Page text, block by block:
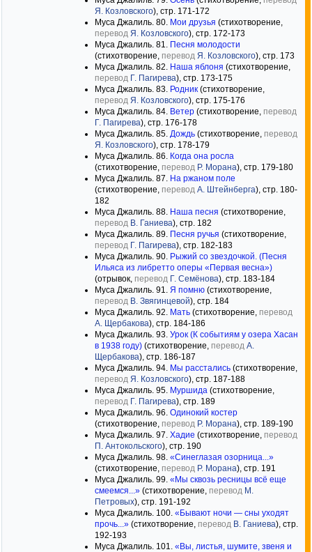
Я. Козловского), стр. 171-172
Муса Джалиль. 80. Мои друзья (стихотворение,
перевод Я. Козловского), стр. 172-173
Муса Джалиль. 81. Песня молодости
(стихотворение, перевод Я. Козловского), стр. 173
Муса Джалиль. 82. Наша яблоня (стихотворение,
перевод Г. Пагирева), стр. 173-175
Муса Джалиль. 83. Родник (стихотворение,
перевод Я. Козловского), стр. 175-176
Муса Джалиль. 84. Ветер (стихотворение, перевод
Г. Пагирева), стр. 176-178
Муса Джалиль. 85. Дождь (стихотворение, перевод
Я. Козловского), стр. 178-179
Муса Джалиль. 86. Когда она росла
(стихотворение, перевод Р. Морана), стр. 179-180
Муса Джалиль. 87. На ржаном поле
(стихотворение, перевод А. Штейнберга), стр. 180-
182
Муса Джалиль. 88. Наша песня (стихотворение,
перевод В. Ганиева), стр. 182
Муса Джалиль. 89. Песня ручья (стихотворение,
перевод Г. Пагирева), стр. 182-183
Муса Джалиль. 90. Рыжий со звездочкой. (Песня
Ильяса из либретто оперы «Первая весна»)
(отрывок, перевод Г. Семёнова), стр. 183-184
Муса Джалиль. 91. Я помню (стихотворение,
перевод В. Звягинцевой), стр. 184
Муса Джалиль. 92. Мать (стихотворение, перевод
А. Щербакова), стр. 184-186
Муса Джалиль. 93. Урок (К событиям у озера Хасан
в 1938 году) (стихотворение, перевод А.
Щербакова), стр. 186-187
Муса Джалиль. 94. Мы расстались (стихотворение,
перевод Я. Козловского), стр. 187-188
Муса Джалиль. 95. Муршида (стихотворение,
перевод Г. Пагирева), стр. 189
Муса Джалиль. 96. Одинокий костер
(стихотворение, перевод Р. Морана), стр. 189-190
Муса Джалиль. 97. Хадие (стихотворение, перевод
П. Антокольского), стр. 190
Муса Джалиль. 98. «Синеглазая озорница...»
(стихотворение, перевод Р. Морана), стр. 191
Муса Джалиль. 99. «Мы сквозь ресницы всё еще
смеемся...» (стихотворение, перевод М.
Петровых), стр. 191-192
Муса Джалиль. 100. «Бывают ночи — сны уходят
прочь...» (стихотворение, перевод В. Ганиева), стр.
192-193
Муса Джалиль. 101. «Вы, листья, шумите, звеня и